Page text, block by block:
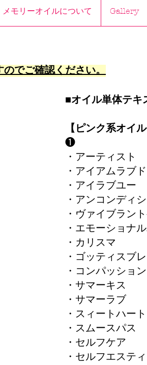
メモリーオイルについて Gallery
でご確認ください。
■オイル単体テキ
【ピンク系オイ
❶
・アーティスト
・アイアムラブド
・アイラブユー
・アンコンディ
・ヴァイブラン
・エモーショナ
・カリスマ
・ゴッティスブ
・コンパッション
・サマーキス
・サマーラブ
・スィートハート
・スムースパス
・セルフケア
・セルフエステ